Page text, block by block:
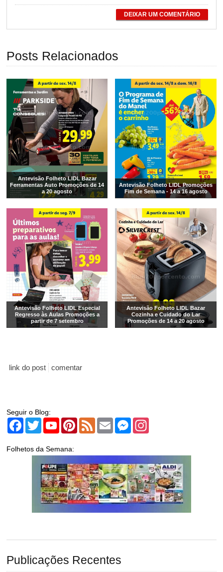
DEIXAR UM COMENTÁRIO
Posts Relacionados
Antevisão Folheto LIDL Bazar
Ferramentas Auto Promoções de 14
a 20 agosto
Antevisão Folheto LIDL Promoções
Fim de Semana - 14 a 16 agosto
Antevisão Folheto LIDL Especial
Regresso às Aulas Promoções a
partir de 7 setembro
Antevisão Folheto LIDL Bazar
Cozinha e Cuidado do Lar
Promoções de 14 a 20 agosto
link do post comentar
Seguir o Blog:
Facebook
TwitterYouTubePinterest
Feed Email Messenger
Folhetos da Semana:
Publicações Recentes